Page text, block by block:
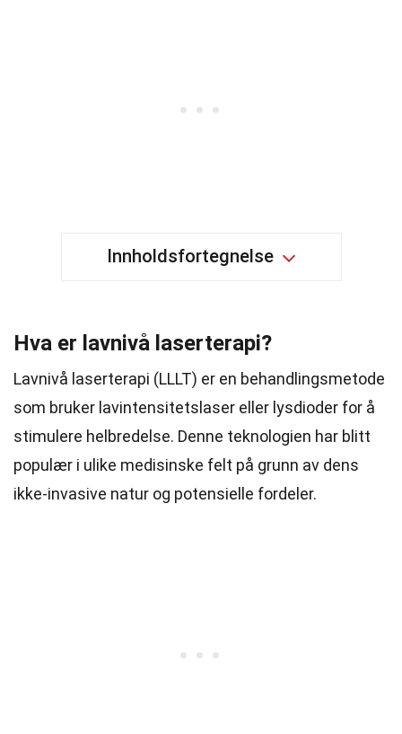
Innholdsfortegnelse
Hva er lavnivå laserterapi?
Lavnivå laserterapi (LLLT) er en behandlingsmetode
som bruker lavintensitetslaser eller lysdioder for å
stimulere helbredelse. Denne teknologien har blitt
populær i ulike medisinske felt på grunn av dens
ikke-invasive natur og potensielle fordeler.